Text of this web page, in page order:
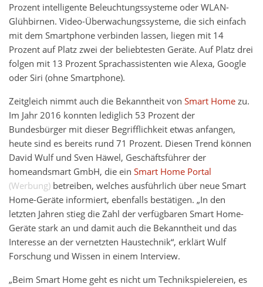
Prozent intelligente Beleuchtungssysteme oder WLAN-
Glühbirnen. Video-Überwachungssysteme, die sich einfach
mit dem Smartphone verbinden lassen, liegen mit 14
Prozent auf Platz zwei der beliebtesten Geräte. Auf Platz drei
folgen mit 13 Prozent Sprachassistenten wie Alexa, Google
oder Siri (ohne Smartphone).
Zeitgleich nimmt auch die Bekanntheit von Smart Homezu.
Im Jahr 2016 konnten lediglich 53 Prozent der
Bundesbürger mit dieser Begrifflichkeit etwas anfangen,
heute sind es bereits rund 71 Prozent. Diesen Trend können
David Wulf und Sven Häwel, Geschäftsführer der
homeandsmart GmbH, die ein Smart Home Portal
betreiben, welches ausführlich über neue Smart
Home-Geräte informiert, ebenfalls bestätigen. „In den
letzten Jahren stieg die Zahl der verfügbaren Smart Home-
Geräte stark an und damit auch die Bekanntheit und das
Interesse an der vernetzten Haustechnik“, erklärt Wulf
Forschung und Wissen in einem Interview.
„Beim Smart Home geht es nicht um Technikspielereien, es